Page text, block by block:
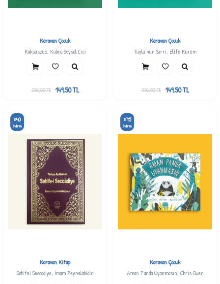
Karavan Çocuk
Kaksüspüs, Kübra Soysal Cici
230,00TL 149,50TL
Karavan Çocuk
Tüylü'nün Sırrı, Elife Kurum
230,00TL 149,50TL
%40
İndirim
Karavan Kitap
Sahifei Seccadiye, İmam Zeynelabidin
%75
İndirim
Karavan Çocuk
Aman Panda Uyanmasın, Chris Owen